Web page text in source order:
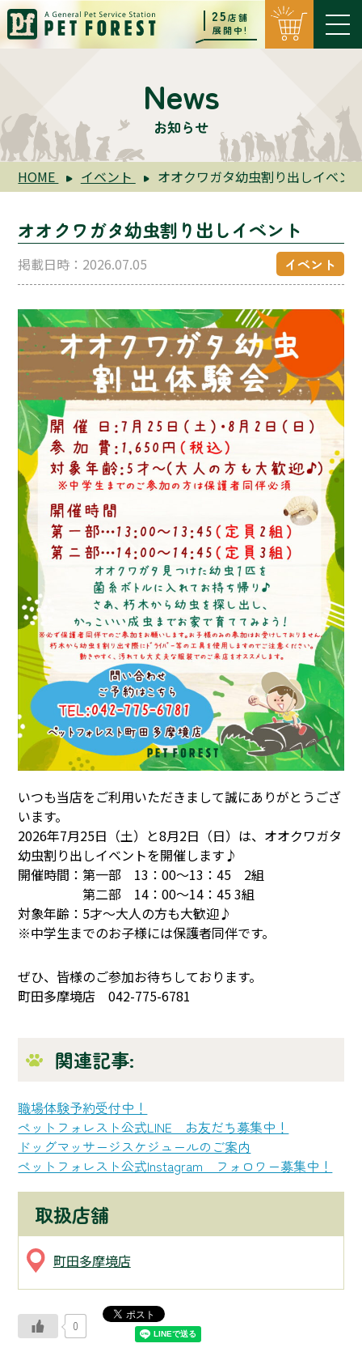
25店舗
展開中!
News
お知らせ
HOME イベント オオクワガタ幼虫割り出しイベン
オオクワガタ幼虫割り出しイベント
掲載日時：2026.07.05 イベント
いつも当店をご利用いただきまして誠にありがとうござ
います。
2026年7月25日（土）と8月2日（日）は、オオクワガタ
幼虫割り出しイベントを開催します♪
開催時間：第一部 13：00～13：45 2組
第二部 14：00～14：45 3組
対象年齢：5才～大人の方も大歓迎♪
※中学生までのお子様には保護者同伴です。
ぜひ、皆様のご参加お待ちしております。
町田多摩境店 042-775-6781
関連記事:
職場体験予約受付中！
ペットフォレスト公式LINE お友だち募集中！
ドッグマッサージスケジュールのご案内
ペットフォレスト公式Instagram フォロワー募集中！
取扱店舗
町田多摩境店
0